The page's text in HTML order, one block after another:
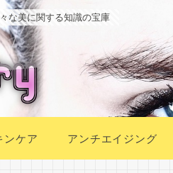
な美に関する知識の宝庫
ンケア アンチエイジング